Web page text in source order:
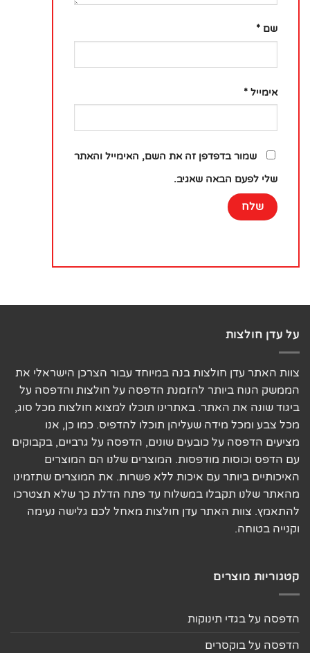
שם *
אימייל *
שמור בדפדפן זה את השם, האימייל והאתר
שלי לפעם הבאה שאגיב.
על עדן חולצות
צוות האתר עדן חולצות בנה במיוחד עבור הצרכן הישראלי את
הממשק הנוח ביותר להזמנת הדפסה על חולצות והדפסה על
ביגוד שונה את האתר. באתרינו תוכלו למצוא חולצות מכל סוג,
מכל צבע ומכל מידה שעליהן תוכלו להדפיס. כמו כן, אנו
מציעים הדפסה על כובעים שונים, הדפסה על גרביים, בקבוקים
עם הדפס וכוסות מודפסות. המוצרים שלנו הם המוצרים
האיכותיים ביותר עם איכות ללא פשרות. את המוצרים שתזמינו
מהאתר שלנו תקבלו במשלוח עד פתח הדלת כך שלא תצטרכו
להתאמץ. צוות האתר עדן חולצות מאחל לכם גלישה נעימה
וקנייה בטוחה.
קטגוריות מוצרים
הדפסה על בגדי תינוקות
הדפסה על בוקסרים